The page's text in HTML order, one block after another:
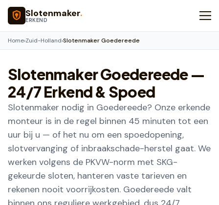
Naar hoofdinhoud
Slotenmaker.
ERKEND
Home›Zuid-Holland›Slotenmaker Goedereede
SlotenmakerGoedereede—
24/7 Erkend & Spoed
Slotenmaker nodig in Goedereede? Onze erkende
monteur is in de regel binnen 45 minuten tot een
uur bij u — of het nu om een spoedopening,
slotvervanging of inbraakschade-herstel gaat. We
werken volgens de PKVW-norm met SKG-
gekeurde sloten, hanteren vaste tarieven en
rekenen nooit voorrijkosten. Goedereede valt